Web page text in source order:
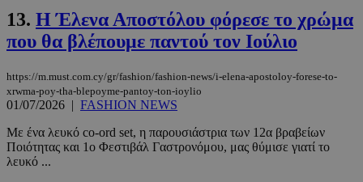
13. Η Έλενα Αποστόλου φόρεσε το χρώμα
που θα βλέπουμε παντού τον Ιούλιο
https://m.must.com.cy/gr/fashion/fashion-news/i-elena-apostoloy-forese-to-
xrwma-poy-tha-blepoyme-pantoy-ton-ioylio
01/07/2026 | FASHION NEWS
Με ένα λευκό co-ord set, η παρουσιάστρια των 12α βραβείων
Ποιότητας και 1ο Φεστιβάλ Γαστρονόμου, μας θύμισε γιατί το
λευκό ...